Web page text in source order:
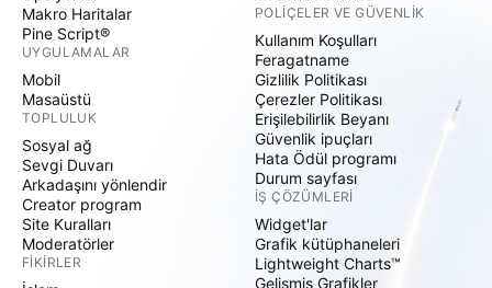
Makro Haritalar
Pine Script®
UYGULAMALAR
Mobil
Masaüstü
TOPLULUK
Sosyal ağ
Sevgi Duvarı
Arkadaşını yönlendir
Creator program
Site Kuralları
Moderatörler
FIKIRLER
POLIÇELER VE GÜVENLIK
Kullanım Koşulları
Feragatname
Gizlilik Politikası
Çerezler Politikası
Erişilebilirlik Beyanı
Güvenlik ipuçları
Hata Ödül programı
Durum sayfası
İŞ ÇÖZÜMLERI
Widget'lar
Grafik kütüphaneleri
Lightweight Charts™
Gelişmiş Grafikler